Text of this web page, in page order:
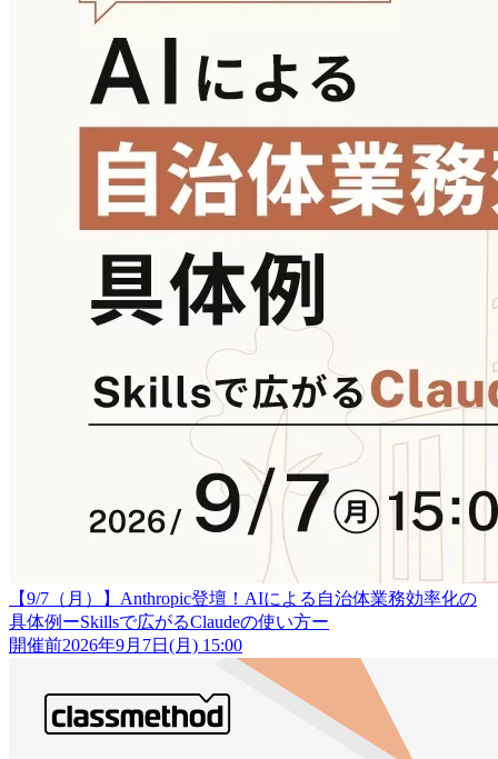
【9/7（月）】Anthropic登壇！AIによる自治体業務効率化の
具体例ーSkillsで広がるClaudeの使い方ー
開催前2026年9月7日(月) 15:00